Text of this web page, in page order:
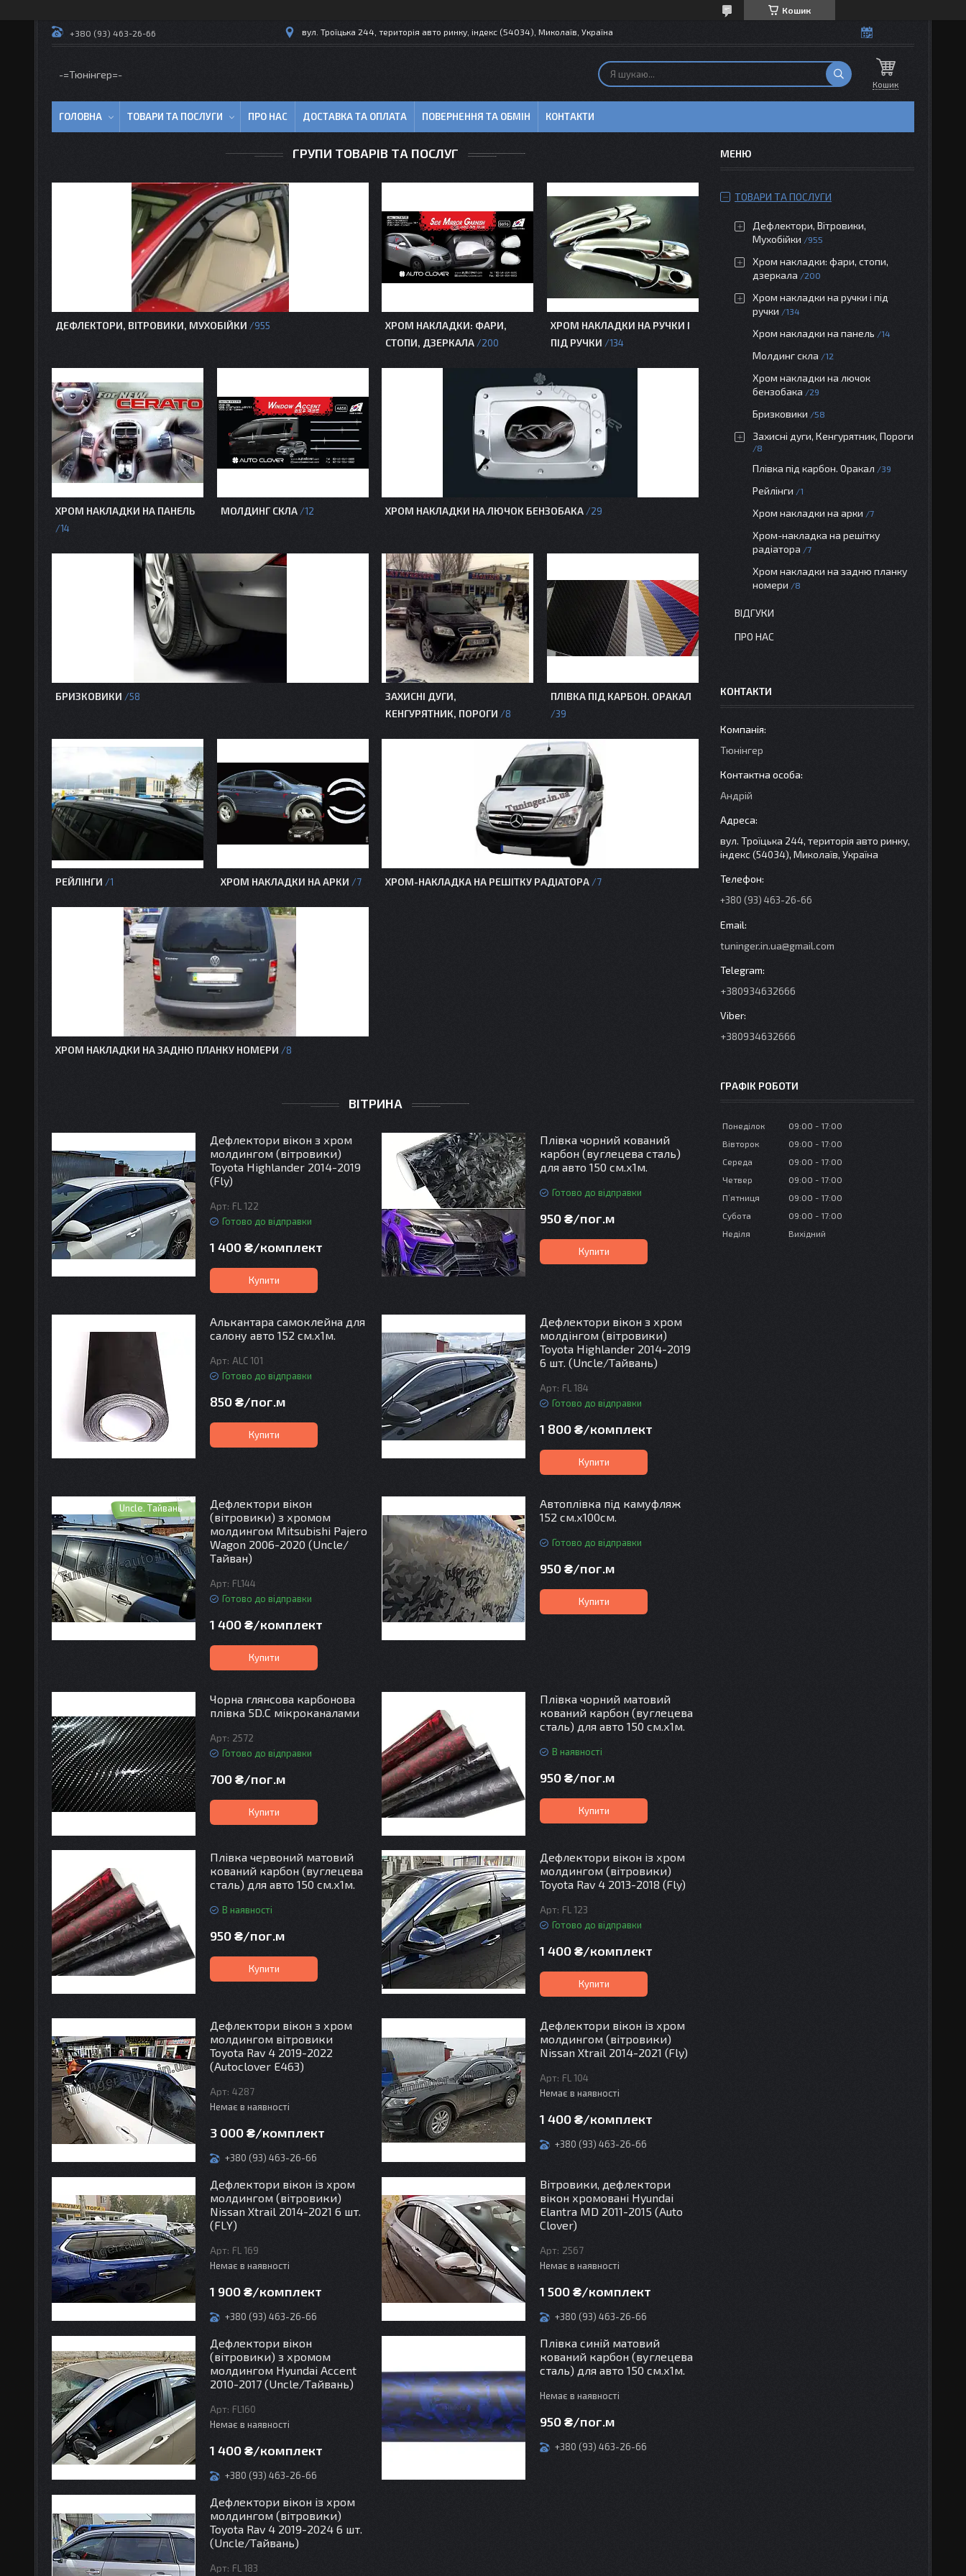
Кошик
+380 (93) 463-26-66 вул. Троїцька 244, територія авто ринку, індекс (54034), Миколаїв, Україна
-=Тюнінгер=-
Кошик
ГОЛОВНА ТОВАРИ ТА ПОСЛУГИ ПРО НАС ДОСТАВКА ТА ОПЛАТА ПОВЕРНЕННЯ ТА ОБМІН КОНТАКТИ
ГРУПИ ТОВАРІВ ТА ПОСЛУГ
ДЕФЛЕКТОРИ, ВІТРОВИКИ, МУХОБІЙКИ 955
ХРОМ НАКЛАДКИ: ФАРИ,
СТОПИ, ДЗЕРКАЛА
200
ХРОМ НАКЛАДКИ НА РУЧКИ І
ПІД РУЧКИ
134
ХРОМ НАКЛАДКИ НА ПАНЕЛЬ
14
МОЛДИНГ СКЛА 12 ХРОМ НАКЛАДКИ НА ЛЮЧОК БЕНЗОБАКА 29
БРИЗКОВИКИ 58
ЗАХИСНІ ДУГИ,
КЕНГУРЯТНИК, ПОРОГИ
8
ПЛІВКА ПІД КАРБОН. ОРАКАЛ
39
РЕЙЛІНГИ 1 ХРОМ НАКЛАДКИ НА АРКИ 7 ХРОМ-НАКЛАДКА НА РЕШІТКУ РАДІАТОРА 7
ХРОМ НАКЛАДКИ НА ЗАДНЮ ПЛАНКУ НОМЕРИ 8
ВІТРИНА
Дефлектори вікон з хром
молдингом (вітровики)
Toyota Highlander 2014-2019
(Fly)
FL 122
Готово до відправки
1 400 ₴/комплект
Купити
Плівка чорний кований
карбон (вуглецева сталь)
для авто 150 см.х1м.
Готово до відправки
950 ₴/пог.м
Купити
Алькантара самоклейна для
салону авто 152 см.х1м.
ALC 101
Готово до відправки
850 ₴/пог.м
Купити
Дефлектори вікон з хром
молдінгом (вітровики)
Toyota Highlander 2014-2019
6 шт. (Uncle/Тайвань)
FL 184
Готово до відправки
1 800 ₴/комплект
Купити
Uncle. Тайвань
Дефлектори вікон
(вітровики) з хромом
молдингом Mitsubishi Pajero
Wagon 2006-2020 (Uncle/
Тайван)
FL144
Готово до відправки
1 400 ₴/комплект
Купити
Автоплівка під камуфляж
152 см.х100см.
Готово до відправки
950 ₴/пог.м
Купити
Чорна глянсова карбонова
плівка 5D.C мікроканалами
2572
Готово до відправки
700 ₴/пог.м
Купити
Плівка чорний матовий
кований карбон (вуглецева
сталь) для авто 150 см.х1м.
В наявності
950 ₴/пог.м
Купити
Плівка червоний матовий
кований карбон (вуглецева
сталь) для авто 150 см.х1м.
В наявності
950 ₴/пог.м
Купити
Дефлектори вікон із хром
молдингом (вітровики)
Toyota Rav 4 2013-2018 (Fly)
FL 123
Готово до відправки
1 400 ₴/комплект
Купити
Дефлектори вікон з хром
молдингом вітровики
Toyota Rav 4 2019-2022
(Autoclover E463)
4287
Немає в наявності
3 000 ₴/комплект
+380 (93) 463-26-66
Дефлектори вікон із хром
молдингом (вітровики)
Nissan Xtrail 2014-2021 (Fly)
FL 104
Немає в наявності
1 400 ₴/комплект
+380 (93) 463-26-66
Дефлектори вікон із хром
молдингом (вітровики)
Nissan Xtrail 2014-2021 6 шт.
(FLY)
FL 169
Немає в наявності
1 900 ₴/комплект
+380 (93) 463-26-66
Вітровики, дефлектори
вікон хромовані Hyundai
Elantra MD 2011-2015 (Auto
Clover)
2567
Немає в наявності
1 500 ₴/комплект
+380 (93) 463-26-66
Дефлектори вікон
(вітровики) з хромом
молдингом Hyundai Accent
2010-2017 (Uncle/Тайвань)
FL160
Немає в наявності
1 400 ₴/комплект
+380 (93) 463-26-66
Плівка синій матовий
кований карбон (вуглецева
сталь) для авто 150 см.х1м.
Немає в наявності
950 ₴/пог.м
+380 (93) 463-26-66
Дефлектори вікон із хром
молдингом (вітровики)
Toyota Rav 4 2019-2024 6 шт.
(Uncle/Тайвань)
FL 183
ТОВАРИ ТА ПОСЛУГИ
Дефлектори, Вітровики,
Мухобійки
955
Хром накладки: фари, стопи,
дзеркала
200
Хром накладки на ручки і під
ручки
134
Хром накладки на панель 14
Молдинг скла 12
Хром накладки на лючок
бензобака
29
Бризковики 58
Захисні дуги, Кенгурятник, Пороги
8
Плівка під карбон. Оракал 39
Рейлінги 1
Хром накладки на арки 7
Хром-накладка на решітку
радіатора
7
Хром накладки на задню планку
номери
8
ВІДГУКИ
ПРО НАС
КОНТАКТИ
Тюнінгер
Андрій
вул. Троїцька 244, територія авто ринку,
індекс (54034), Миколаїв, Україна
+380 (93) 463-26-66
tuninger.in.ua@gmail.com
+380934632666
+380934632666
ГРАФІК РОБОТИ
Понеділок 09:00
17:00
Вівторок
09:00
17:00
Середа
09:00
17:00
Четвер
09:00
17:00
Пʼятниця
09:00
17:00
Субота
09:00
17:00
Неділя
Вихідний